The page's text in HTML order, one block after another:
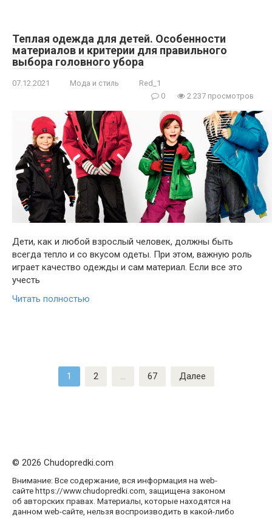
Теплая одежда для детей. Особенности
материалов и критерии для правильного
выбора головного убора
07.12.2021 Мода и стиль
Red_1
0
2 237 просмотров
Дети, как и любой взрослый человек, должны быть
всегда тепло и со вкусом одеты. При этом, важную роль
играет качество одежды и сам материал. Если все это
учесть
Читать полностью
1 2 67 Далее
© 2026 Chudopredki.com
Внимание: Все содержание, вся информация на web-
сайте https://www.chudopredki.com, защищена законом
об авторских правах. Материалы, которые находятся на
данном web-сайте, нельзя воспроизводить в какой-либо